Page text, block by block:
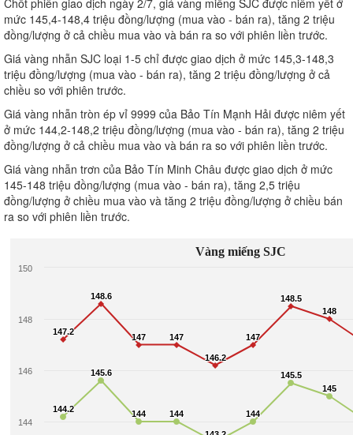
Chốt phiên giao dịch ngày 2/7, giá vàng miếng SJC được niêm yết ở
mức 145,4-148,4 triệu đồng/lượng (mua vào - bán ra), tăng 2 triệu
đồng/lượng ở cả chiều mua vào và bán ra so với phiên liền trước.
Giá vàng nhẫn SJC loại 1-5 chỉ được giao dịch ở mức 145,3-148,3
triệu đồng/lượng (mua vào - bán ra), tăng 2 triệu đồng/lượng ở cả
chiều so với phiên trước.
Giá vàng nhẫn tròn ép vỉ 9999 của Bảo Tín Mạnh Hải được niêm yết
ở mức 144,2-148,2 triệu đồng/lượng (mua vào - bán ra), tăng 2 triệu
đồng/lượng ở cả chiều mua vào và bán ra so với phiên liền trước.
Giá vàng nhẫn trơn của Bảo Tín Minh Châu được giao dịch ở mức
145-148 triệu đồng/lượng (mua vào - bán ra), tăng 2,5 triệu
đồng/lượng ở chiều mua vào và tăng 2 triệu đồng/lượng ở chiều bán
ra so với phiên liền trước.